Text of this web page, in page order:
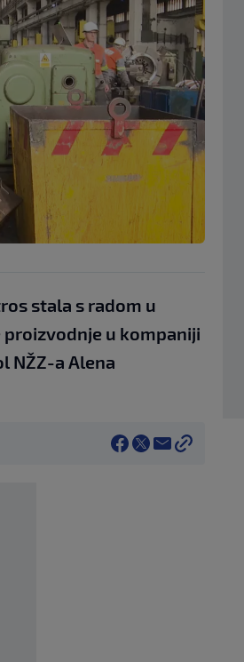
stala s radom u
u kompaniji
NŽZ-a Alena